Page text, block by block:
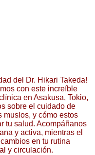
del Dr. Hikari Takeda!
con este increíble
en Asakusa, Tokio,
sobre el cuidado de
muslos, y cómo estos
tu salud. Acompáñanos
y activa, mientras el
en tu rutina
y circulación.